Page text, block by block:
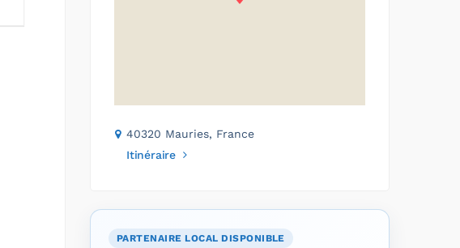
40320 Mauries, France
Itinéraire
PARTENAIRE LOCAL DISPONIBLE